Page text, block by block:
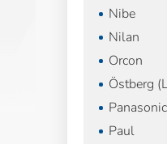
Nibe
Nilan
Orcon
Östberg
Panasonic
Paul